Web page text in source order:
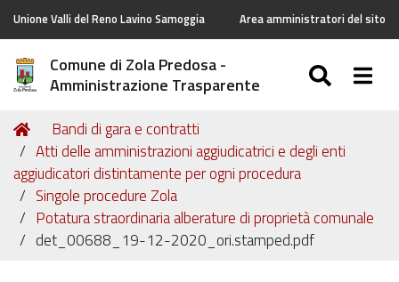
Unione Valli del Reno Lavino Samoggia Area amministratori del sito
Comune di Zola Predosa -
Amministrazione Trasparente
Tu
sei
qui:
Home
Bandi di gara e contratti
Atti delle amministrazioni aggiudicatrici e degli enti
aggiudicatori distintamente per ogni procedura
Singole procedure Zola
Potatura straordinaria alberature di proprietà comunale
det_00688_19-12-2020_ori.stamped.pdf